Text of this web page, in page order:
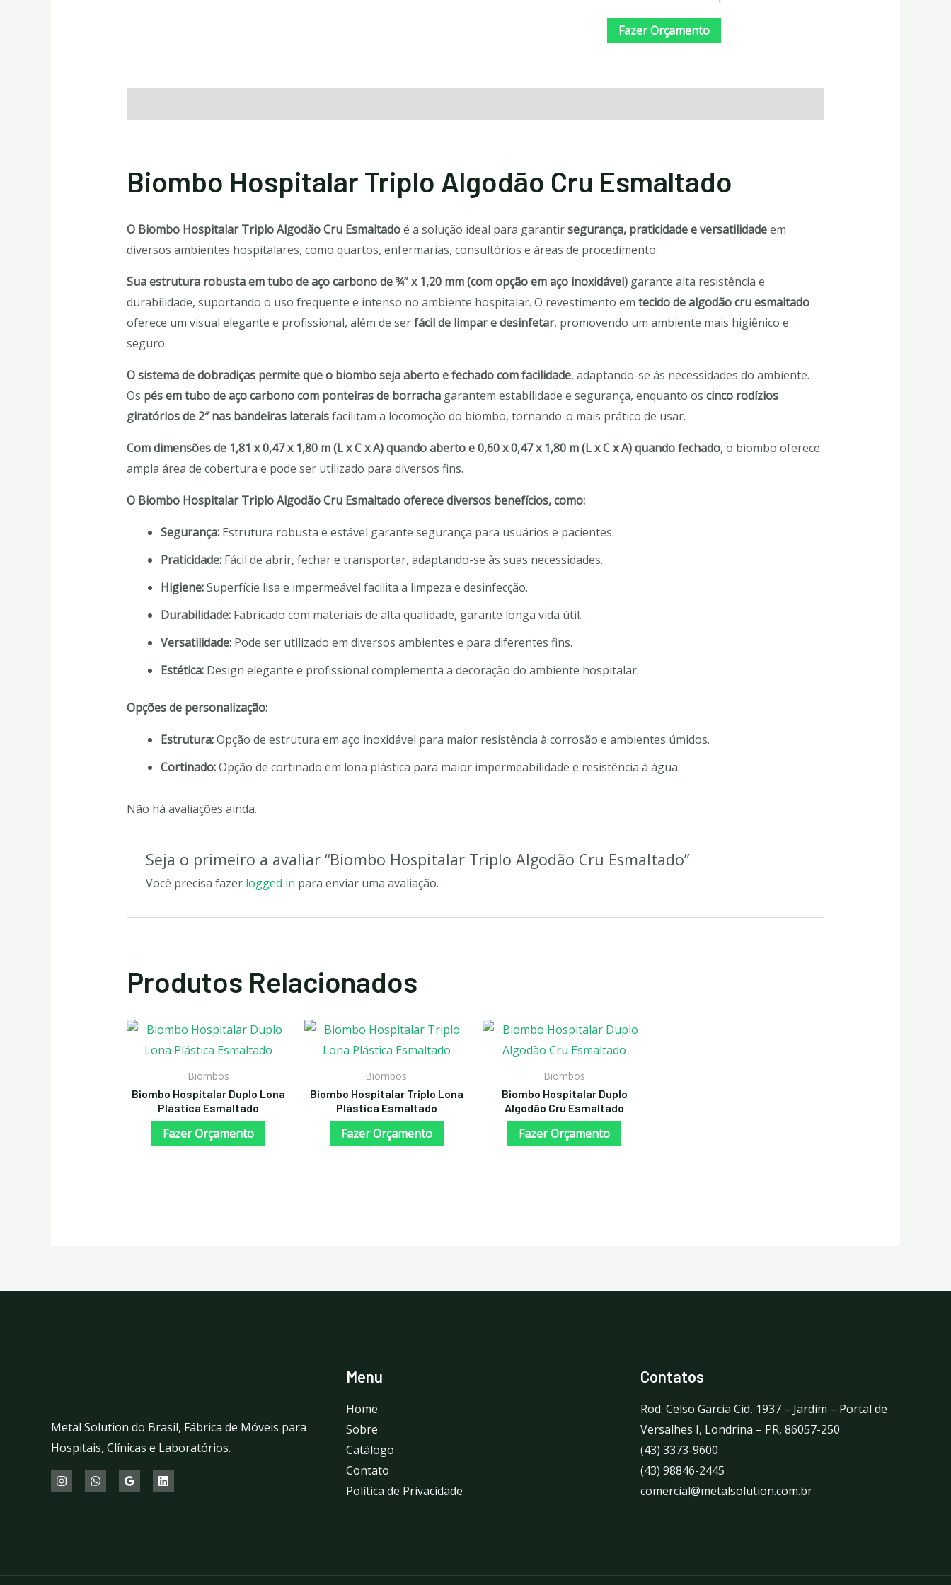
Fazer Orçamento
Biombo Hospitalar Triplo Algodão Cru Esmaltado
O Biombo Hospitalar Triplo Algodão Cru Esmaltadoé a solução ideal para garantirsegurança, praticidade e versatilidadeem
diversos ambientes hospitalares, como quartos, enfermarias, consultórios e áreas de procedimento.
Sua estrutura robusta em tubo de aço carbono de ¾” x 1,20 mm (com opção em aço inoxidável)garante alta resistência e
durabilidade, suportando o uso frequente e intenso no ambiente hospitalar. O revestimento em tecido de algodão cru esmaltado
oferece um visual elegante e profissional, além de serfácil de limpar e desinfetar, promovendo um ambiente mais higiênico e
seguro.
O sistema de dobradiças permite que o biombo seja aberto e fechado com facilidade, adaptando-se às necessidades do ambiente.
Os pés em tubo de aço carbono com ponteiras de borrachagarantem estabilidade e segurança, enquanto os cinco rodízios
giratórios de 2″ nas bandeiras lateraisfacilitam a locomoção do biombo, tornando-o mais prático de usar.
Com dimensões de 1,81 x 0,47 x 1,80 m (L x C x A) quando aberto e 0,60 x 0,47 x 1,80 m (L x C x A) quando fechado, o biombo oferece
ampla área de cobertura e pode ser utilizado para diversos fins.
O Biombo Hospitalar Triplo Algodão Cru Esmaltado oferece diversos benefícios, como:
Segurança:Estrutura robusta e estável garante segurança para usuários e pacientes.
Praticidade:Fácil de abrir, fechar e transportar, adaptando-se às suas necessidades.
Higiene:Superfície lisa e impermeável facilita a limpeza e desinfecção.
Durabilidade:Fabricado com materiais de alta qualidade, garante longa vida útil.
Versatilidade:Pode ser utilizado em diversos ambientes e para diferentes fins.
Estética:Design elegante e profissional complementa a decoração do ambiente hospitalar.
Opções de personalização:
Estrutura:Opção de estrutura em aço inoxidável para maior resistência à corrosão e ambientes úmidos.
Cortinado:Opção de cortinado em lona plástica para maior impermeabilidade e resistência à água.
Não há avaliações ainda.
Seja o primeiro a avaliar “Biombo Hospitalar Triplo Algodão Cru Esmaltado”
Você precisa fazer logged in para enviar uma avaliação.
Produtos Relacionados
Biombos
Biombo Hospitalar Duplo Lona
Plástica Esmaltado
Fazer Orçamento
Biombos
Biombo Hospitalar Triplo Lona
Plástica Esmaltado
Fazer Orçamento
Biombos
Biombo Hospitalar Duplo
Algodão Cru Esmaltado
Fazer Orçamento
Metal Solution do Brasil, Fábrica de Móveis para
Hospitais, Clínicas e Laboratórios.
Menu
Home
Sobre
Catálogo
Contato
Política de Privacidade
Contatos
Rod. Celso Garcia Cid, 1937 – Jardim – Portal de
Versalhes I, Londrina – PR, 86057-250
(43) 3373-9600
(43) 98846-2445
comercial@metalsolution.com.br